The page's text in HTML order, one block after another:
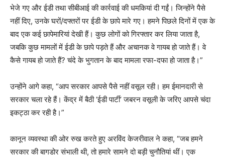
भेजे गए और ईडी तथा सीबीआई की कार्रवाई की धमकियां दी गईं। जिन्होंने पैसे
नहीं दिए, उनके घरों/दफ्तरों पर ईडी के छापे मारे गए। हमने पिछले दिनों में एक के
बाद एक कई छापेमारियां देखी हैं। कुछ लोगों को गिरफ्तार कर लिया जाता है,
जबकि कुछ मामलों में ईडी के छापे पड़ते हैं और अचानक वे गायब हो जाते हैं। वे
कैसे गायब हो जाते हैं? चंदे के भुगतान के बाद मामला रफा-दफा हो जाता है।”
उन्होंने आगे कहा, “आप सरकार आपसे पैसे नहीं वसूल रही। हम ईमानदारी से
सरकार चला रहे हैं। केंद्र में बैठी ‘ईडी पार्टी’ जबरन वसूली के जरिए आपसे चंदा
इकट्ठा कर रही है।”
कानून व्यवस्था की ओर रुख करते हुए अरविंद केजरीवाल ने कहा, “जब हमने
सरकार की बागडोर संभाली थी, तो हमारे सामने दो बड़ी चुनौतियां थीं। एक